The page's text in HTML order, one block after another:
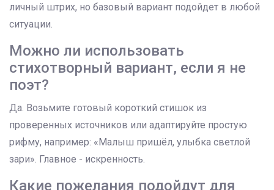
личный штрих, но базовый вариант подойдет в любой
ситуации.
Можно ли использовать
стихотворный вариант, если я не
поэт?
Да. Возьмите готовый короткий стишок из
проверенных источников или адаптируйте простую
рифму, например: «Малыш пришёл, улыбка светлой
зари». Главное - искренность.
Какие пожелания подойдут для